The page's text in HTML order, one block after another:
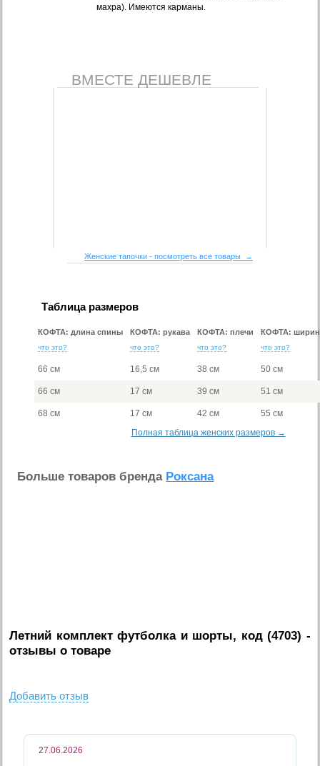
махра). Имеются карманы.
ВМЕСТЕ ДЕШЕВЛЕ
Женские тапочки - посмотреть все товары →
Таблица размеров
КОФТА: длина спины
что это?
КОФТА: рукава
что это?
КОФТА: плечи
что это?
КОФТА:
что это?
66 см 16,5 см 38 см 50 см
66 см 17 см 39 см 51 см
68 см 17 см 42 см
55 см
Полная таблица женских размеров →
Больше товаров бренда Роксана
Летний комплект футболка и шорты, код (4703) -
отзывы о товаре
Добавить отзыв
27.06.2026